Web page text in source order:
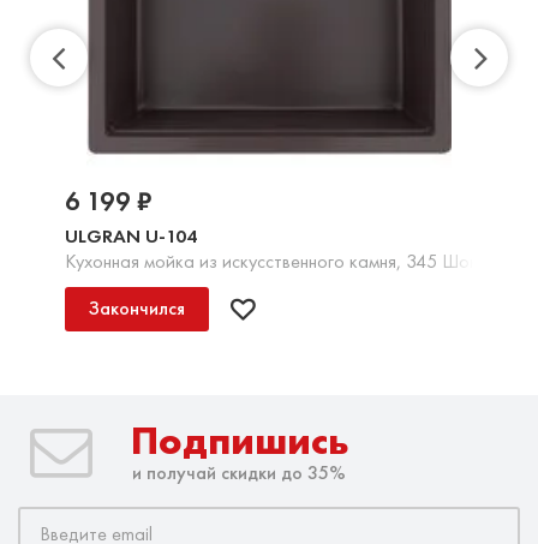
ULGRAN U-104
Кухонная мойка из искусственного камня, 345 Шоколад
6 199 ₽
Закончился
Подпишись
и получай скидки до 35%